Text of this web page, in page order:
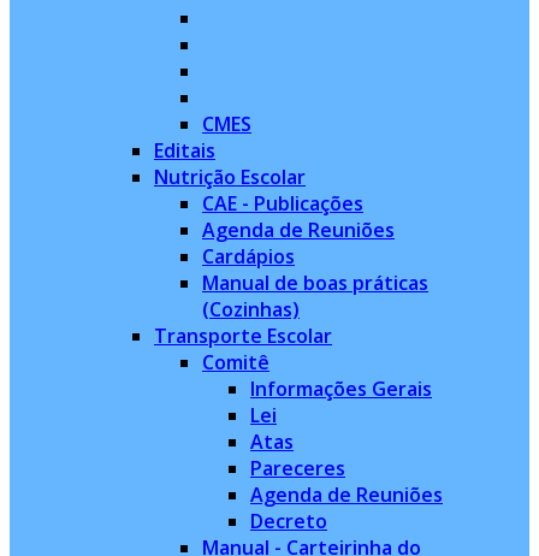
CMES
Editais
Nutrição Escolar
CAE - Publicações
Agenda de Reuniões
Cardápios
Manual de boas práticas
(Cozinhas)
Transporte Escolar
Comitê
Informações Gerais
Lei
Atas
Pareceres
Agenda de Reuniões
Decreto
Manual - Carteirinha do